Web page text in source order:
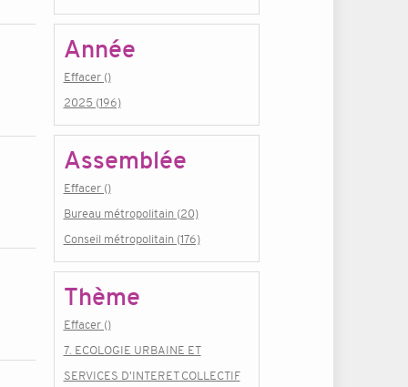
Année
Effacer ()
2025 (196)
Assemblée
Effacer ()
Bureau métropolitain (20)
Conseil métropolitain (176)
Thème
Effacer ()
7. ECOLOGIE URBAINE ET
SERVICES D'INTERET COLLECTIF